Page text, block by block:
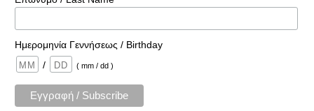
Ημερομηνία Γεννήσεως / Birthday
/
( mm / dd )